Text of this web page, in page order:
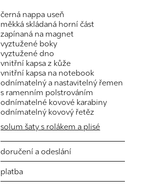
Next
černá nappa useň
měkká skládaná horní část
zapínaná na magnet
vyztužené boky
vyztužené dno
vnitřní kapsa z kůže
vnitřní kapsa na notebook
odnímatelný a nastavitelný řemen
s ramenním polstrováním
odnímatelné kovové karabiny
odnímatelný kovový řetěz
solum šaty s rolákem a plisé
doručení a odeslání
platba